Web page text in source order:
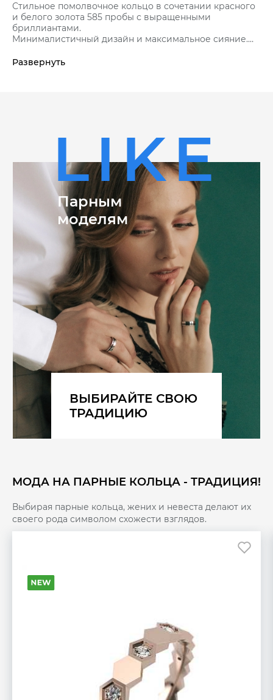
Стильное помолвочное кольцо в сочетании красного
и белого золота 585 пробы с выращенными
бриллиантами.
Минималистичный дизайн и максимальное сияние.
золота создают неповторимый и элегантный образ.
Развернуть
LIKE
Парным
моделям
ВЫБИРАЙТЕ СВОЮ
ТРАДИЦИЮ
МОДА НА ПАРНЫЕ КОЛЬЦА - ТРАДИЦИЯ!
Выбирая парные кольца, жених и невеста делают их
своего рода символом схожести взглядов.